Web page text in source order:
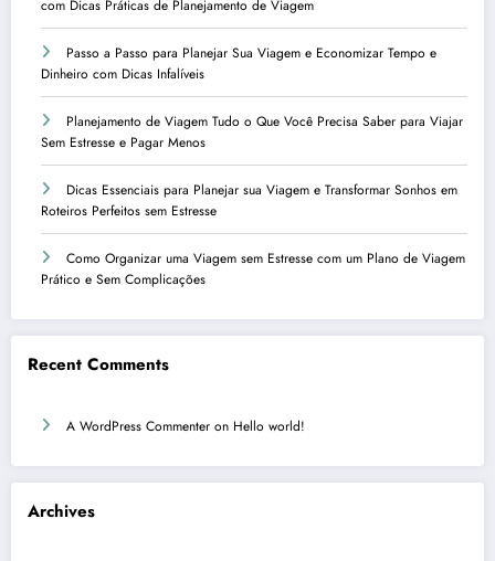
com Dicas Práticas de Planejamento de Viagem
Passo a Passo para Planejar Sua Viagem e Economizar Tempo e
Dinheiro com Dicas Infalíveis
Planejamento de Viagem Tudo o Que Você Precisa Saber para Viajar
Sem Estresse e Pagar Menos
Dicas Essenciais para Planejar sua Viagem e Transformar Sonhos em
Roteiros Perfeitos sem Estresse
Como Organizar uma Viagem sem Estresse com um Plano de Viagem
Prático e Sem Complicações
Recent Comments
A WordPress Commenter on Hello world!
Archives